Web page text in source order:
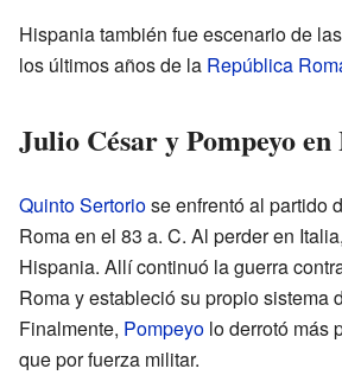
Hispania también fue escenario de
los últimos años de la República
Julio César y Pompeyo
Quinto Sertoriose enfrentó al partido
Roma en el 83 a. C. Al perder en
Hispania. Allí continuó la guerra
Roma y estableció su propio sistema
Finalmente, Pompeyo lo derrotó más
que por fuerza militar.